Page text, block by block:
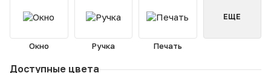
Окно Ручка Печать
ЕЩЕ
Доступные цвета